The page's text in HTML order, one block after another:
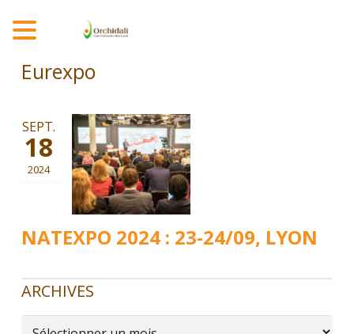
Eurexpo
NATEXPO 2024 : 23-24/09, LYON
SEPT.
18
2024
ARCHIVES
Archives